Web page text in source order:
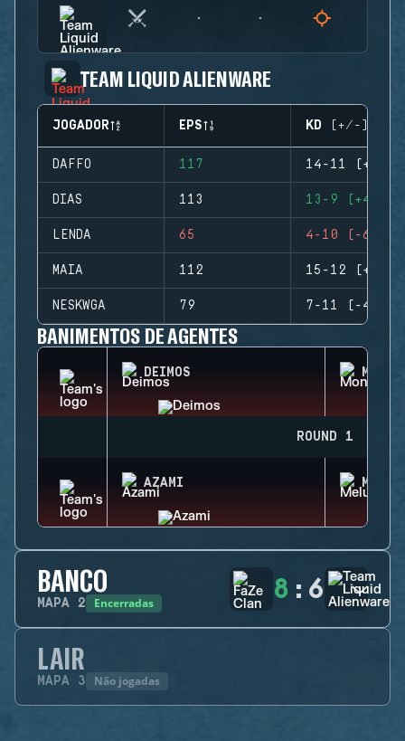
TEAM LIQUID ALIENWARE
JOGADOR EPS KD (+/-)
DAFFO 117 14-11 (+3)
DIAS 113 13-9 (+4)
LENDA 65 4-10 (-6)
MAIA 112 15-12 (+3)
NESKWGA 79 7-11 (-4)
BANIMENTOS DE AGENTES
DEIMOS
ROUND 1
AZAMI
BANCO
MAPA 2 Encerradas 8 : 6
LAIR
MAPA 3 Não jogadas